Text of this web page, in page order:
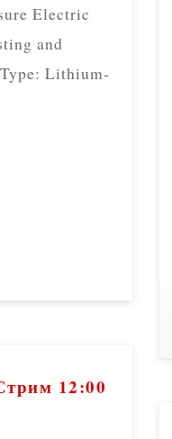
Electric
and
Lithium-
12:00